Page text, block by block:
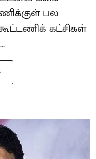
பல
கட்சிகள்